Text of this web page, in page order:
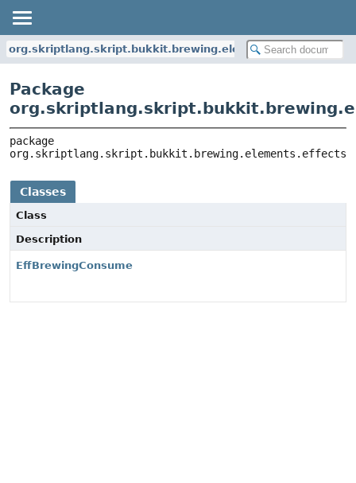
org.skriptlang.skript.bukkit.brewing.elements.effects
Package
org.skriptlang.skript.bukkit.brewing.elements.effects
Classes
Class
Description
EffBrewingConsume